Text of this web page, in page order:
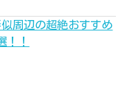
周辺の超絶おすすめ
！！